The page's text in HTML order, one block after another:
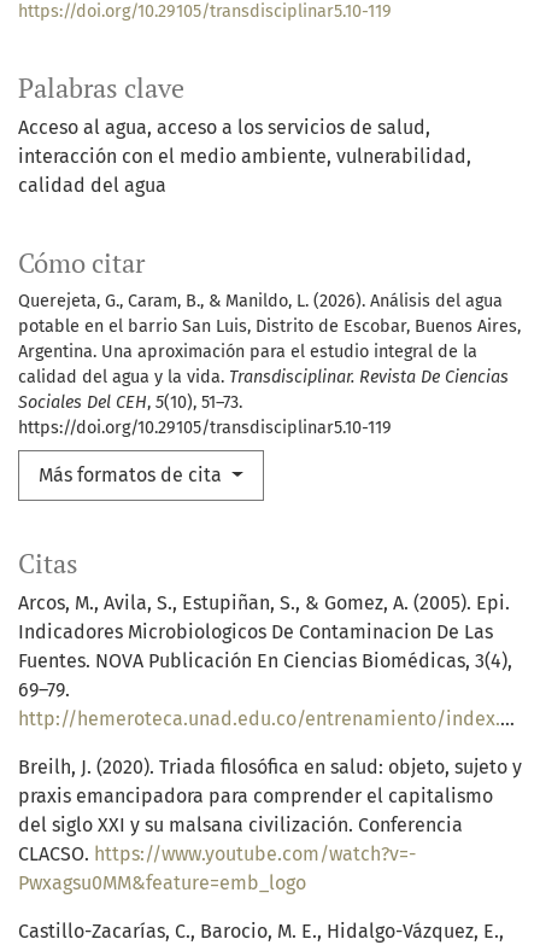
Palabras clave
Acceso al agua acceso a los servicios de salud
interacción con el medio ambiente vulnerabilidad
calidad del agua
Cómo citar
Querejeta, G., Caram, B., & Manildo, L. (2026). Análisis del agua
potable en el barrio San Luis, Distrito de Escobar, Buenos Aires,
Argentina. Una aproximación para el estudio integral de la
calidad del agua y la vida. Transdisciplinar. Revista De Ciencias
Sociales Del CEH, 5(10), 51–73.
https://doi.org/10.29105/transdisciplinar5.10-119
Más formatos de cita
https://doi.org/10.29105/transdisciplinar5.10-119
Citas
Arcos, M., Avila, S., Estupiñan, S., & Gomez, A. (2005). Epi.
Indicadores Microbiologicos De Contaminacion De Las
Fuentes. NOVA Publicación En Ciencias Biomédicas, 3(4),
69–79.
http://hemeroteca.unad.edu.co/entrenamiento/index.php/nova/article/view/338
Breilh, J. (2020). Triada filosófica en salud: objeto, sujeto y
praxis emancipadora para comprender el capitalismo
del siglo XXI y su malsana civilización. Conferencia
CLACSO. https://www.youtube.com/watch?v=-
Pwxagsu0MM&feature=emb_logo
Castillo-Zacarías, C., Barocio, M. E., Hidalgo-Vázquez, E.,